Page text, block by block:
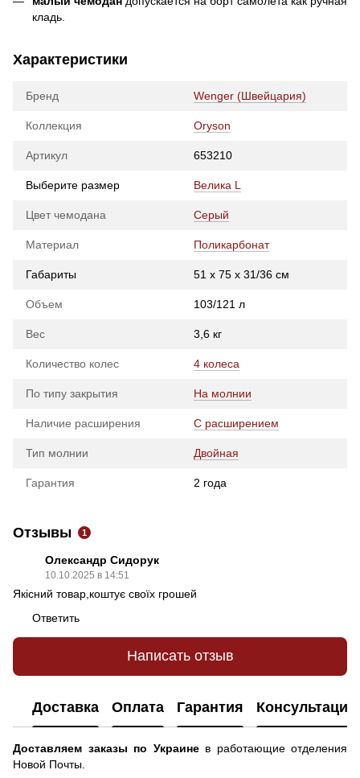
кладь.
Характеристики
Бренд Wenger (Швейцария)
Коллекция Oryson
Артикул 653210
Выберите размер Велика L
Цвет чемодана Серый
Материал Поликарбонат
Габариты 51 x 75 x 31/36 см
Объем 103/121 л
Вес 3,6 кг
Количество колес 4 колеса
По типу закрытия На молнии
Наличие расширения С расширением
Тип молнии Двойная
Гарантия 2 года
Отзывы 1
Олександр Сидорук
10.10.2025 в 14:51
Якісний товар,коштує своїх грошей
Ответить
Написать отзыв
Доставка Оплата Гарантия Консультация
Доставляем заказы по Украине в работающие отделения
Новой Почты.